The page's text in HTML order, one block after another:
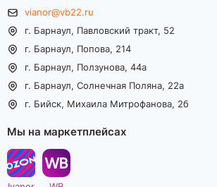
vianor@vb22.ru
г. Барнаул, Павловский тракт, 52
г. Барнаул, Попова, 214
г. Барнаул, Ползунова, 44а
г. Барнаул, Солнечная Поляна, 22а
г. Бийск, Михаила Митрофанова, 2б
Мы на маркетплейсах